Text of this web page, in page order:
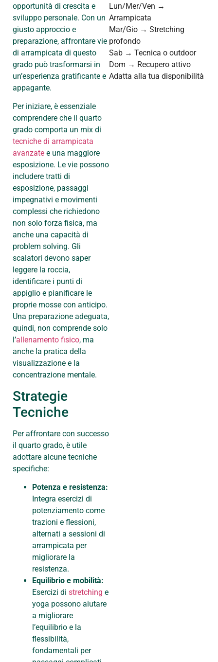
opportunità di crescita e
sviluppo personale. Con un
giusto approccio e
preparazione, affrontare vie
di arrampicata di questo
grado può trasformarsi in
un’esperienza gratificante e
appagante.
Per iniziare, è essenziale
comprendere che il quarto
grado comporta un mix di
tecniche di arrampicata
avanzate e una maggiore
esposizione. Le vie possono
includere tratti di
esposizione, passaggi
impegnativi e movimenti
complessi che richiedono
non solo forza fisica, ma
anche una capacità di
problem solving. Gli
scalatori devono saper
leggere la roccia,
identificare i punti di
appiglio e pianificare le
proprie mosse con anticipo.
Una preparazione adeguata,
quindi, non comprende solo
l’allenamento fisico, ma
anche la pratica della
visualizzazione e la
concentrazione mentale.
Strategie
Tecniche
Per affrontare con successo
il quarto grado, è utile
adottare alcune tecniche
specifiche:
Potenza e resistenza:
Integra esercizi di
potenziamento come
trazioni e flessioni,
alternati a sessioni di
arrampicata per
migliorare la
resistenza.
Equilibrio e mobilità:
Esercizi di stretching e
yoga possono aiutare
a migliorare
l’equilibrio e la
flessibilità,
fondamentali per
Lun/Mer/Ven →
Arrampicata
Mar/Gio → Stretching
profondo
Sab → Tecnica o outdoor
Dom → Recupero attivo
Adatta alla tua disponibilità